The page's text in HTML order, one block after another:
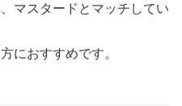
マスタードとマッチしてい
におすすめです。